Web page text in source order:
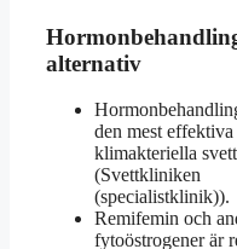
alternativ
den mest
klimakteriella
(Svettkliniken
(specialistklinik)).
Remifemin och
fytoöstrogener är